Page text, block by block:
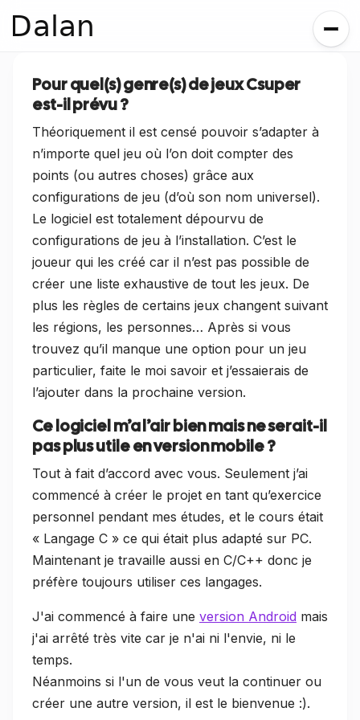
Dalan
Pour quel(s) genre(s) de jeux Csuper
est-il prévu ?
Théoriquement il est censé pouvoir s’adapter à
n’importe quel jeu où l’on doit compter des
points (ou autres choses) grâce aux
configurations de jeu (d’où son nom universel).
Le logiciel est totalement dépourvu de
configurations de jeu à l’installation. C’est le
joueur qui les créé car il n’est pas possible de
créer une liste exhaustive de tout les jeux. De
plus les règles de certains jeux changent suivant
les régions, les personnes… Après si vous
trouvez qu’il manque une option pour un jeu
particulier, faite le moi savoir et j’essaierais de
l’ajouter dans la prochaine version.
Ce logiciel m’a l’air bien mais ne serait-il
pas plus utile en version mobile ?
Tout à fait d’accord avec vous. Seulement j’ai
commencé à créer le projet en tant qu’exercice
personnel pendant mes études, et le cours était
« Langage C » ce qui était plus adapté sur PC.
Maintenant je travaille aussi en C/C++ donc je
préfère toujours utiliser ces langages.
J'ai commencé à faire une version Android mais
j'ai arrêté très vite car je n'ai ni l'envie, ni le
temps.
Néanmoins si l'un de vous veut la continuer ou
créer une autre version, il est le bienvenue :).